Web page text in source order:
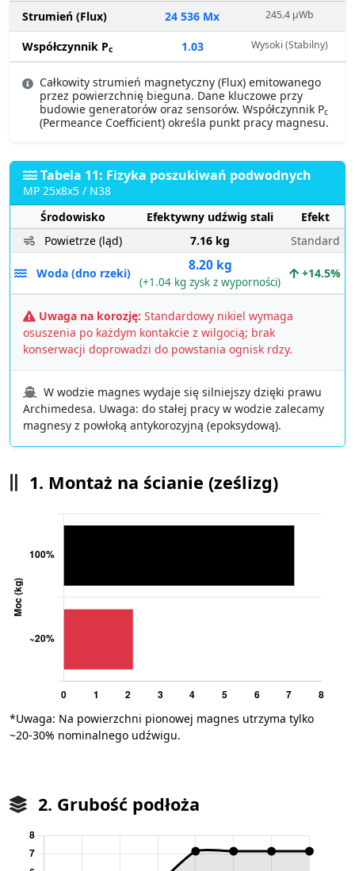
Strumień (Flux) 24 536 Mx 245.4 µWb
Współczynnik Pc 1.03 Wysoki (Stabilny)
Całkowity strumień magnetyczny (Flux) emitowanego
przez powierzchnię bieguna. Dane kluczowe przy
budowie generatorów oraz sensorów. Współczynnik Pc
(Permeance Coefficient) określa punkt pracy magnesu.
Tabela 11: Fizyka poszukiwań podwodnych
MP 25x8x5 / N38
Środowisko
Efektywny udźwig stali
Efekt
Powietrze (ląd)
7.16 kg Standard
Woda (dno rzeki) 8.20 kg
(+1.04 kg zysk z wyporności)
+14.5%
Uwaga na korozję: Standardowy nikiel wymaga
osuszenia po każdym kontakcie z wilgocią; brak
konserwacji doprowadzi do powstania ognisk rdzy.
W wodzie magnes wydaje się silniejszy dzięki prawu
Archimedesa. Uwaga: do stałej pracy w wodzie zalecamy
magnesy z powłoką antykorozyjną (epoksydową).
1. Montaż na ścianie (ześlizg)
*Uwaga: Na powierzchni pionowej magnes utrzyma tylko
~20-30% nominalnego udźwigu.
2. Grubość podłoża